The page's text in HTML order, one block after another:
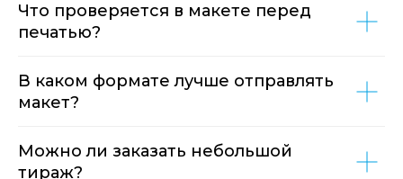
Что проверяется в макете перед
печатью?
В каком формате лучше отправлять
макет?
Можно ли заказать небольшой
тираж?